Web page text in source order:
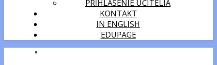
PRIHLÁSENIE UČITELIA
KONTAKT
IN ENGLISH
EDUPAGE